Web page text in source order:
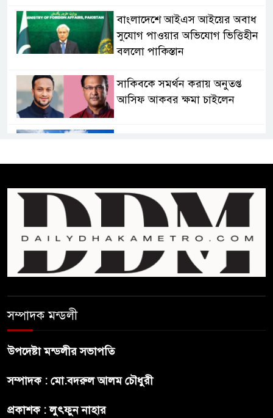
বাংলাদেশে আইএস আইয়ের অবাধ
সুযোগ পাওয়ার অভিযোগ ভিত্তিহীন
বললো পাকিস্তান
সাকিবকে সমর্থন করায় অনুতপ্ত
আসিফ আকবর ক্ষমা চাইলেন
প্রথম শ্রেণি ছাড়া অন্য সব শ্রেণিতে
হবে ভর্তি পরীক্ষা: শিক্ষা মন্ত্রণালয়
কাউকে অসম্মান করতে নয়,
জনগনের অধিকার আদায়ে এসেছিঃ
জামাতের আমির
বন্ধুত্ব : ব্রেট লি
সম্পাদক মন্ডলী
উপদেষ্টা মন্ডলীর সভাপতি
সম্পাদক : মো.বদরুল আলম চৌধুরী
প্রকাশক : লুৎফুন নাহার